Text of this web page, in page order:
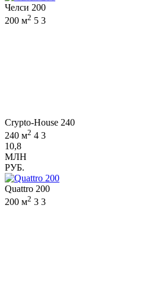
Челси 200
200 м2 5 3
Crypto-House 240
240 м2 4 3
10,8
МЛН
РУБ.
Quattro 200
200 м2 3 3